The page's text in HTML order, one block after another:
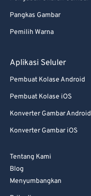
Pangkas Gambar
Pemilih Warna
Aplikasi Seluler
Pembuat Kolase Android
Pembuat Kolase iOS
Konverter Gambar Android
Konverter Gambar iOS
Tentang Kami
Blog
Menyumbangkan